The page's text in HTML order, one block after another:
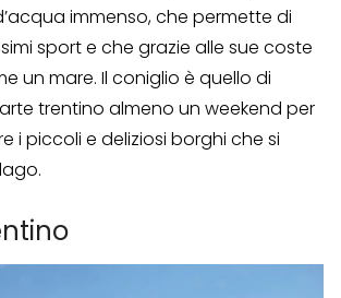
immenso, che permette di
sport e che grazie alle sue coste
un mare. Il coniglio è quello di
trentino almeno un weekend per
i piccoli e deliziosi borghi che si